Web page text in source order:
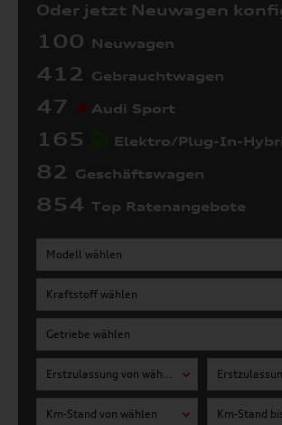
Oder jetzt Neuwagen
100 Neuwagen
412 Gebrauchtwagen
47 Audi Sport
165 Elektro/Plug-In-
82 Geschäftswagen
854 Top Ratenangebote
Modell wählen
Kraftstoff wählen
Getriebe wählen
Erstzulassung von wählen
Km-Stand von wählen Km-Stand